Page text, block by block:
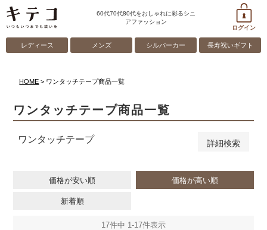
60代70代80代をおしゃれに彩るシニ
アファッション
ログイン
レディース メンズ シルバーカー 長寿祝いギフト
HOME ワンタッチテープ商品一覧
ワンタッチテープ商品一覧
ワンタッチテープ 詳細検索
66～70cm
71～75cm
76～80cm
81cm以上
ゴム取替え口（ボトムスのみ）
価格が安い順 価格が高い順
新着順
17件中 1-17件表示